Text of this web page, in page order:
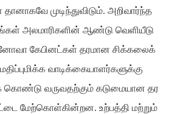
முடிந்துவிடும். அறிவார்ந்த
அலமாரிகளின் ஆண்டு வெளியீடு
கேபினட்கள் தரமான சிக்கலைக்
வாடிக்கையாளர்களுக்கு
வருவதற்கும் கடுமையான தர
மேற்கொள்கின்றன. உற்பத்தி மற்றும்